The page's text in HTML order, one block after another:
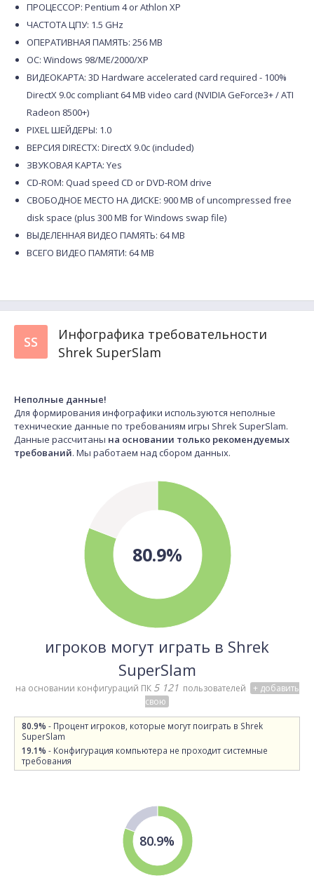
ПРОЦЕССОР: Pentium 4 or Athlon XP
ЧАСТОТА ЦПУ: 1.5 GHz
ОПЕРАТИВНАЯ ПАМЯТЬ: 256 MB
ОС: Windows 98/ME/2000/XP
ВИДЕОКАРТА: 3D Hardware accelerated card required - 100%
DirectX 9.0c compliant 64 MB video card (NVIDIA GeForce3+ / ATI
Radeon 8500+)
PIXEL ШЕЙДЕРЫ: 1.0
ВЕРСИЯ DIRECTX: DirectX 9.0c (included)
ЗВУКОВАЯ КАРТА: Yes
CD-ROM: Quad speed CD or DVD-ROM drive
СВОБОДНОЕ МЕСТО НА ДИСКЕ: 900 MB of uncompressed free
disk space (plus 300 MB for Windows swap file)
ВЫДЕЛЕННАЯ ВИДЕО ПАМЯТЬ: 64 MB
ВСЕГО ВИДЕО ПАМЯТИ: 64 MB
SS
Инфографика требовательности
Shrek SuperSlam
Неполные данные!
Для формирования инфографики используются неполные
технические данные по требованиям игры Shrek SuperSlam.
Данные рассчитаны на основании только рекомендуемых
требований. Мы работаем над сбором данных.
80.9%
игроков могут играть в Shrek
SuperSlam
на основании конфигураций ПК 5 121 пользователей
+ добавить
свою
80.9% - Процент игроков, которые могут поиграть в Shrek
SuperSlam
19.1% - Конфигурация компьютера не проходит системные
требования
80.9%